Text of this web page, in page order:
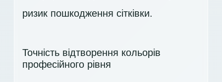
ризик пошкодження сітківки.
Точність відтворення кольорів
професійного рівня